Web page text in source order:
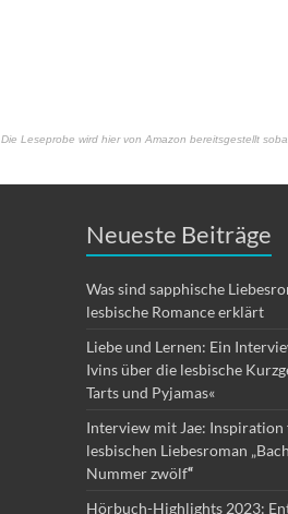
Die Leseprobe wird hier von Amazon bereitsgestellt
Neueste Beiträge
Was sind sapphische
lesbische Romance erklärt
Liebe und Lernen: Ein
Ivins über die lesbische
Tarts und Pyjamas«
Interview mit Jae: Inspiration
lesbischen Liebesroman
Nummer zwölf“
Hörbuch-Highlights 2023: